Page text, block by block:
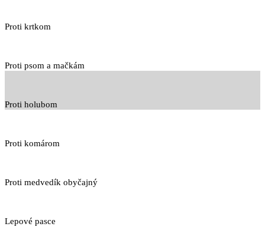
Proti krtkom
Proti psom a mačkám
Proti holubom
Proti komárom
Proti medvedík obyčajný
Lepové pasce